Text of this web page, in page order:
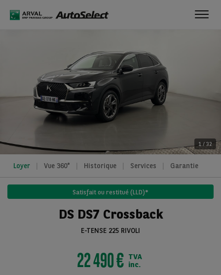
1 / 32
Voir toutes les
Loyer Vue 360° Historique Services Garantie
Satisfait ou restitué (LLD)*
DS DS7 Crossback
E-TENSE 225 RIVOLI
22 490 € TVA
inc.